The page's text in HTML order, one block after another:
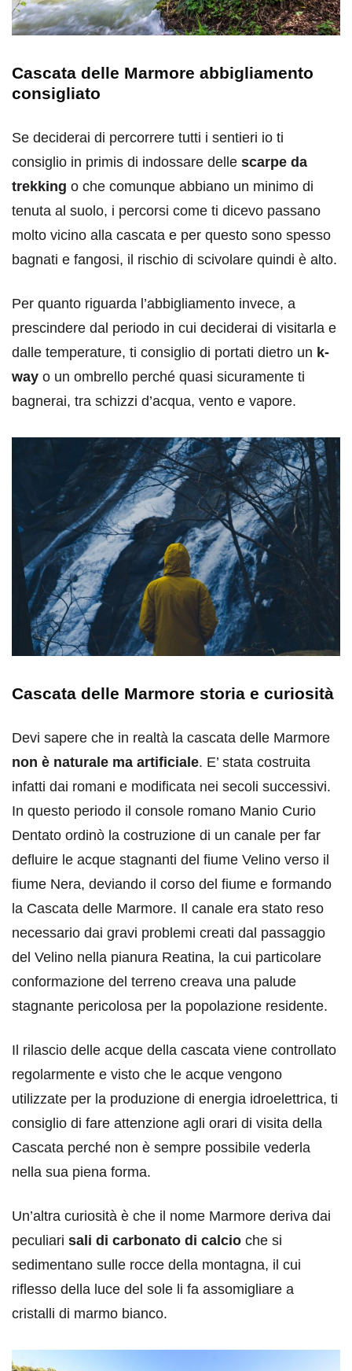
Cascata delle Marmore abbigliamento
consigliato
Se deciderai di percorrere tutti i sentieri io ti
consiglio in primis di indossare delle scarpe da
trekking o che comunque abbiano un minimo di
tenuta al suolo, i percorsi come ti dicevo passano
molto vicino alla cascata e per questo sono spesso
bagnati e fangosi, il rischio di scivolare quindi è alto.
Per quanto riguarda l’abbigliamento invece, a
prescindere dal periodo in cui deciderai di visitarla e
dalle temperature, ti consiglio di portati dietro un k-
way o un ombrello perché quasi sicuramente ti
bagnerai, tra schizzi d’acqua, vento e vapore.
Cascata delle Marmore storia e curiosità
Devi sapere che in realtà la cascata delle Marmore
non è naturale ma artificiale. E’ stata costruita
infatti dai romani e modificata nei secoli successivi.
In questo periodo il console romano Manio Curio
Dentato ordinò la costruzione di un canale per far
defluire le acque stagnanti del fiume Velino verso il
fiume Nera, deviando il corso del fiume e formando
la Cascata delle Marmore. Il canale era stato reso
necessario dai gravi problemi creati dal passaggio
del Velino nella pianura Reatina, la cui particolare
conformazione del terreno creava una palude
stagnante pericolosa per la popolazione residente.
Il rilascio delle acque della cascata viene controllato
regolarmente e visto che le acque vengono
utilizzate per la produzione di energia idroelettrica, ti
consiglio di fare attenzione agli orari di visita della
Cascata perché non è sempre possibile vederla
nella sua piena forma.
Un’altra curiosità è che il nome Marmore deriva dai
peculiari sali di carbonato di calcio che si
sedimentano sulle rocce della montagna, il cui
riflesso della luce del sole li fa assomigliare a
cristalli di marmo bianco.